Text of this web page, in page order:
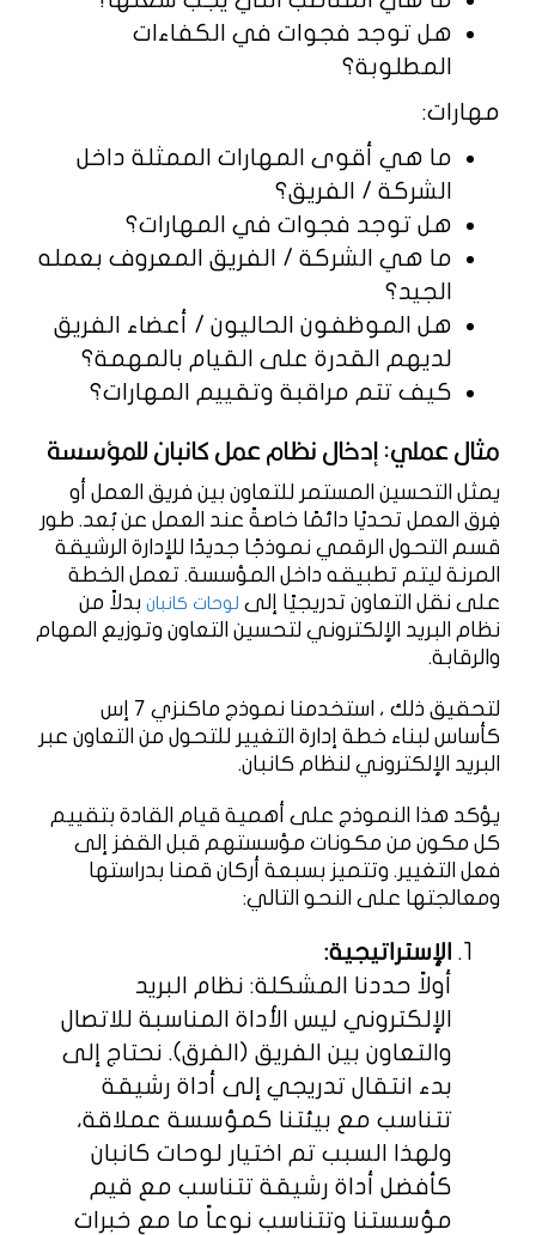
هل توجد فجوات في الكفاءات
المطلوبة؟
مهارات:
ما هي أقوى المهارات الممثلة داخل
الشركة / الفريق؟
هل توجد فجوات في المهارات؟
ما هي الشركة / الفريق المعروف بعمله
الجيد؟
هل الموظفون الحاليون / أعضاء الفريق
لديهم القدرة على القيام بالمهمة؟
كيف تتم مراقبة وتقييم المهارات؟
مثال عملي: إدخال نظام عمل كانبان للمؤسسة
يمثل التحسين المستمر للتعاون بين فريق العمل أو
فِرق العمل تحديًا دائمًا خاصةً عند العمل عن بُعد. طور
قسم التحول الرقمي نموذجًا جديدًا للإدارة الرشيقة
المرنة ليتم تطبيقه داخل المؤسسة. تعمل الخطة
على نقل التعاون تدريجيًا إلى لوحات كانبان بدلاً من
نظام البريد الإلكتروني لتحسين التعاون وتوزيع المهام
والرقابة.
لتحقيق ذلك ، استخدمنا نموذج ماكنزي 7 إس
كأساس لبناء خطة إدارة التغيير للتحول من التعاون عبر
البريد الإلكتروني لنظام كانبان.
يؤكد هذا النموذج على أهمية قيام القادة بتقييم
كل مكون من مكونات مؤسستهم قبل القفز إلى
فعل التغيير. وتتميز بسبعة أركان قمنا بدراستها
ومعالجتها على النحو التالي:
الإستراتيجية:
أولاً حددنا المشكلة: نظام البريد
الإلكتروني ليس الأداة المناسبة للاتصال
والتعاون بين الفريق (الفرق). نحتاج إلى
بدء انتقال تدريجي إلى أداة رشيقة
تتناسب مع بيئتنا كمؤسسة عملاقة،
ولهذا السبب تم اختيار لوحات كانبان
كأفضل أداة رشيقة تتناسب مع قيم
مؤسستنا وتتناسب نوعاً ما مع خبرات